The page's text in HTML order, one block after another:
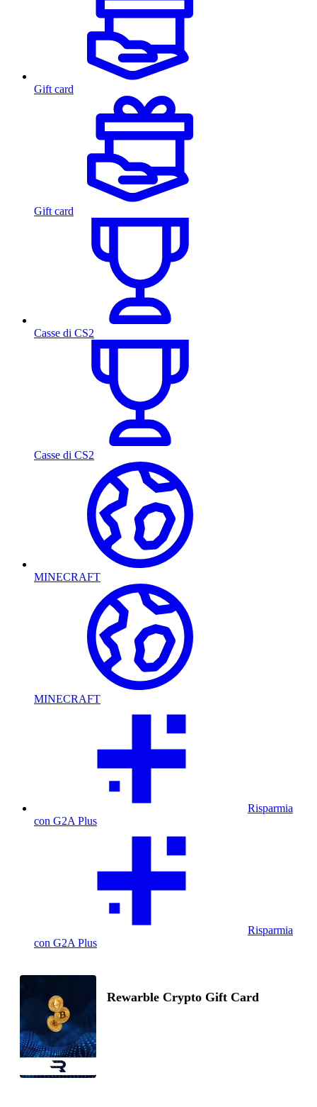
Gift card
Gift card
Casse di CS2
Casse di CS2
MINECRAFT
MINECRAFT
Risparmia
con G2A Plus
Risparmia
con G2A Plus
Rewarble Crypto Gift Card